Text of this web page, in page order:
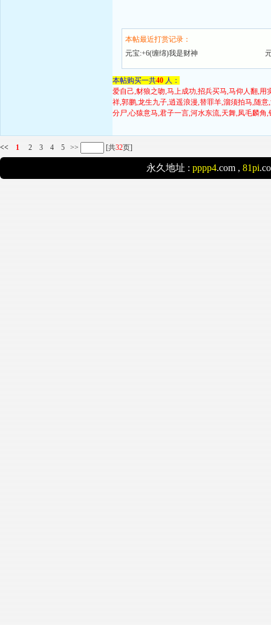
本帖最近打赏记录：
元宝:+6(缠绵)我是财神
本帖购买一共40 人：
爱自己,豺狼之吻,马上成功,招兵买马,马仰人翻,
祥,郭鹏,龙生九子,逍遥浪漫,替罪羊,溜须拍马,随
分尸,心猿意马,君子一言,河水东流,天舞,凤毛麟角,
<< 1 2 3 4 5 >> [共32页]
永久地址 : pppp4.com , 81pi